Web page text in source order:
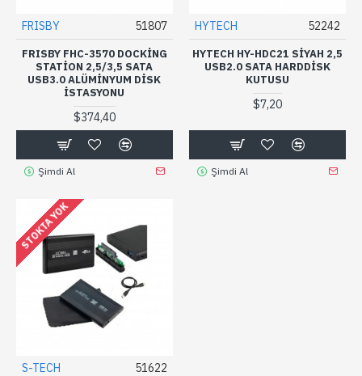
FRISBY 51807
FRISBY FHC-3570 DOCKING
STATION 2,5/3,5 SATA
USB3.0 ALÜMINYUM DISK
İSTASYONU
$374,40
Şimdi Al
HYTECH 52242
HYTECH HY-HDC21 SIYAH 2,5
USB2.0 SATA HARDDISK
KUTUSU
$7,20
Şimdi Al
STOKTA YOK
S-TECH 51622